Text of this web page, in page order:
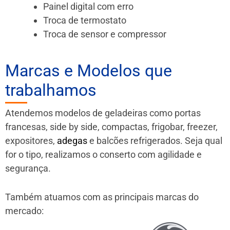
Painel digital com erro
Troca de termostato
Troca de sensor e compressor
Marcas e Modelos que
trabalhamos
Atendemos modelos de geladeiras como portas
francesas, side by side, compactas, frigobar, freezer,
expositores, adegase balcões refrigerados. Seja qual
for o tipo, realizamos o conserto com agilidade e
segurança.
Também atuamos com as principais marcas do
mercado: